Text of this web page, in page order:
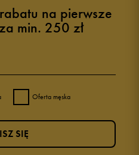
na pierwsze
min. 250 zł
Oferta męska
SIĘ